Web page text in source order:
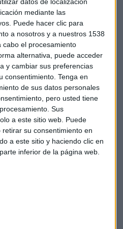
mediante las
Puede hacer clic para
a nosotros y a nuestros 1538
cabo el procesamiento
alternativa, puede acceder
y cambiar sus preferencias
consentimiento. Tenga en
de sus datos personales
pero usted tiene
Sus
a este sitio web. Puede
su consentimiento en
a este sitio y haciendo clic en
inferior de la página web.
es inmune a la crisis de los
como el Portugués. La
beneficio en este mercado
de la recuperación de
los márgenes. Además el
de la compra del negocio de
de Bankinter tal y como
dos días.
en el negocio nacional. Es el
José Ignacio Goirigolzarri